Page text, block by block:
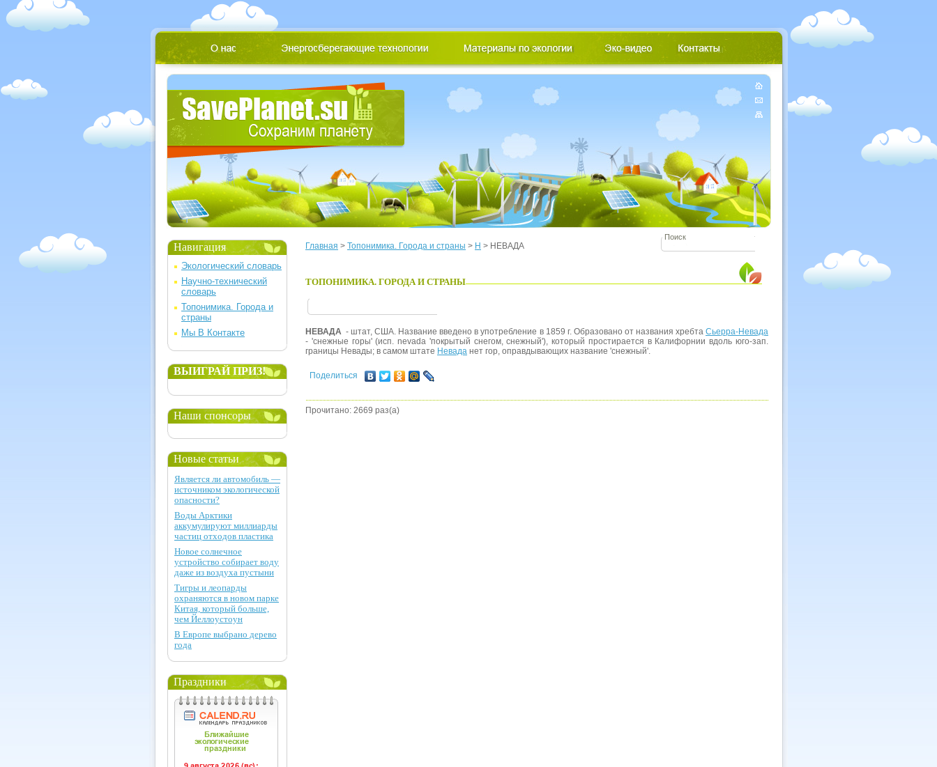
Главная > Топонимика. Города и страны > Н > НЕВАДА
ТОПОНИМИКА. ГОРОДА И СТРАНЫ
НЕВАДА - штат, США. Название введено в употребление в 1859 г. Образовано от названия хребта Сьерра-Невада
- 'снежные горы' (исп. nevada 'покрытый снегом, снежный'), который простирается в Калифорнии вдоль юго-зап.
границы Невады; в самом штате Невада нет гор, оправдывающих название 'снежный'.
Поделиться
Прочитано: 2669 раз(а)
Навигация
Экологический словарь
Научно-технический
словарь
Топонимика. Города и
страны
Мы В Контакте
ВЫИГРАЙ ПРИЗ!
Наши спонсоры
Новые статьи
Является ли автомобиль —
источником экологической
опасности?
Воды Арктики
аккумулируют миллиарды
частиц отходов пластика
Новое солнечное
устройство собирает воду
даже из воздуха пустыни
Тигры и леопарды
охраняются в новом парке
Китая, который больше,
чем Йеллоустоун
В Европе выбрано дерево
года
Праздники